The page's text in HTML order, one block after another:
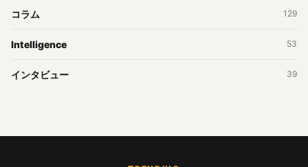
コラム 129
Intelligence 53
インタビュー 39